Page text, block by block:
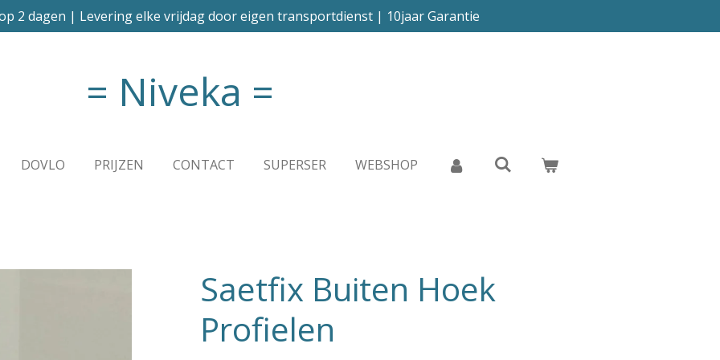
2 dagen | Levering elke vrijdag door eigen transportdienst | 10jaar Garantie
= Niveka =
DOVLO PRIJZEN CONTACT SUPERSER WEBSHOP
Saetfix Buiten Hoek
Profielen